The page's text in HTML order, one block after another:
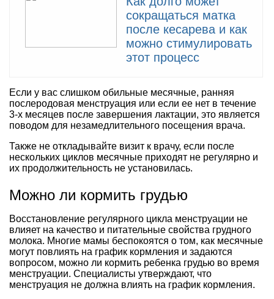
сокращаться матка
после кесарева и как
можно стимулировать
этот процесс
Если у вас слишком обильные месячные, ранняя
послеродовая менструация или если ее нет в течение
3-х месяцев после завершения лактации, это является
поводом для незамедлительного посещения врача.
Также не откладывайте визит к врачу, если после
нескольких циклов месячные приходят не регулярно и
их продолжительность не установилась.
Можно ли кормить грудью
Восстановление регулярного цикла менструации не
влияет на качество и питательные свойства грудного
молока. Многие мамы беспокоятся о том, как месячные
могут повлиять на график кормления и задаются
вопросом, можно ли кормить ребенка грудью во время
менструации. Специалисты утверждают, что
менструация не должна влиять на график кормления.